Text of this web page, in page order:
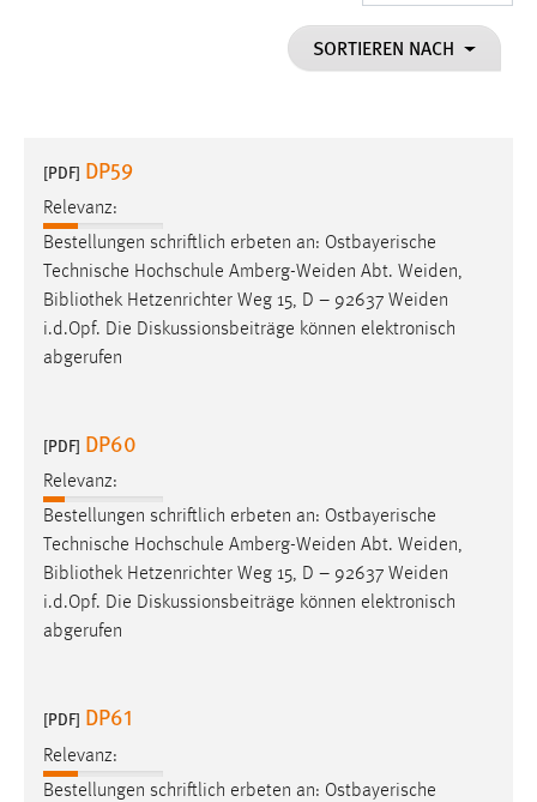
SORTIEREN NACH
[PDF] DP59
Relevanz:
Bestellungen schriftlich erbeten an: Ostbayerische
Technische Hochschule Amberg-Weiden Abt. Weiden,
Bibliothek Hetzenrichter Weg 15, D – 92637 Weiden
i.d.Opf. Die Diskussionsbeiträge können elektronisch
abgerufen
[PDF] DP60
Relevanz:
Bestellungen schriftlich erbeten an: Ostbayerische
Technische Hochschule Amberg-Weiden Abt. Weiden,
Bibliothek Hetzenrichter Weg 15, D – 92637 Weiden
i.d.Opf. Die Diskussionsbeiträge können elektronisch
abgerufen
[PDF] DP61
Relevanz:
Bestellungen schriftlich erbeten an: Ostbayerische
Performance
Name:
staticfilecache
Zweck:
Für performante Seitenauslieferung wird in diesem Cookie
gespeichert, ob man eingeloggt ist.
Name:
Zweck:
Das Cookie speichert die gewählte Sprache der Website.
Cookie Laufzeit:
30 Tage
Name:
MibewSessionID, MIBEW_UserID, mibew_locale, mibew-
chat-frame-style-5e9dbeb1811c0446